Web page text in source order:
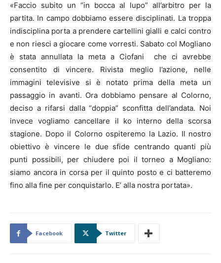
«Faccio subito un “in bocca al lupo” all’arbitro per la
partita. In campo dobbiamo essere disciplinati. La troppa
indisciplina porta a prendere cartellini gialli e calci contro
e non riesci a giocare come vorresti. Sabato col Mogliano
è stata annullata la meta a Ciofani che ci avrebbe
consentito di vincere. Rivista meglio l’azione, nelle
immagini televisive si è notato prima della meta un
passaggio in avanti. Ora dobbiamo pensare al Colorno,
deciso a rifarsi dalla “doppia” sconfitta dell’andata. Noi
invece vogliamo cancellare il ko interno della scorsa
stagione. Dopo il Colorno ospiteremo la Lazio. Il nostro
obiettivo è vincere le due sfide centrando quanti più
punti possibili, per chiudere poi il torneo a Mogliano:
siamo ancora in corsa per il quinto posto e ci batteremo
fino alla fine per conquistarlo. E’ alla nostra portata».
Facebook Twitter